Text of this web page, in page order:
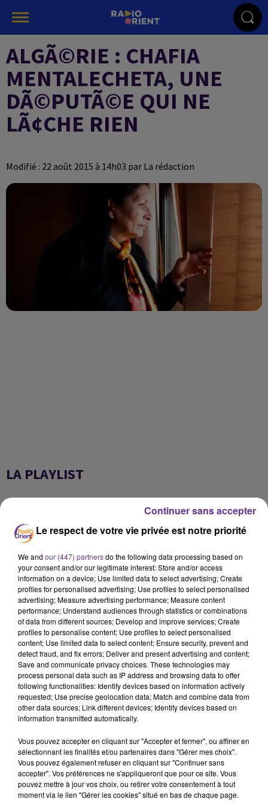
ALGÃ©RIE : CHAFIA
MENTALECHETA, UNE
DÃ©PUTÃ©E QUI NE
LÃ¢CHE RIEN
Modifié : 22 août 2015 à 14h03 par La rédaction
LA PLAYLIST
KHALED BEN HUSSEIN
Ya Ouyouni 2005
NABIL SHOEIL
Ya Saadohom 2004
AHMAD ALABBASI
Saherly 2021
ÉCOUTER
EN CE
MOMENT
USA-Iran :
nouvelle
passe
d’armes,
Netanyahu
Le respect de votre vie privée est notre priorité
We and our (447) partnersdo the following data processing based on
your consent and/or our legitimate interest: Store and/or access
information on a device; Use limited data to select advertising; Create
profiles for personalised advertising; Use profiles to select personalised
advertising; Measure advertising performance; Measure content
performance; Understand audiences through statistics or combinations
of data from different sources; Develop and improve services; Create
profiles to personalise content; Use profiles to select personalised
content; Use limited data to select content; Ensure security, prevent and
detect fraud, and fix errors; Deliver and present advertising and content;
Save and communicate privacy choices. These technologies may
process personal data such as IP address and browsing data to offer
following functionalities: Identify devices based on information actively
requested; Use precise geolocation data; Match and combine data from
other data sources; Link different devices; Identify devices based on
information transmitted automatically.
Vous pouvez accepter en cliquant sur "Accepter et fermer", ou affiner en
sélectionnant les finalités et/ou partenaires dans "Gérer mes choix".
Vous pouvez également refuser en cliquant sur "Continuer sans
accepter". Vos préférences ne s'appliqueront que pour ce site. Vous
pouvez mettre à jour vos choix, ou retirer votre consentement à tout
moment via le lien "Gérer les cookies" situé en bas de chaque page.
Continuer sans accepter